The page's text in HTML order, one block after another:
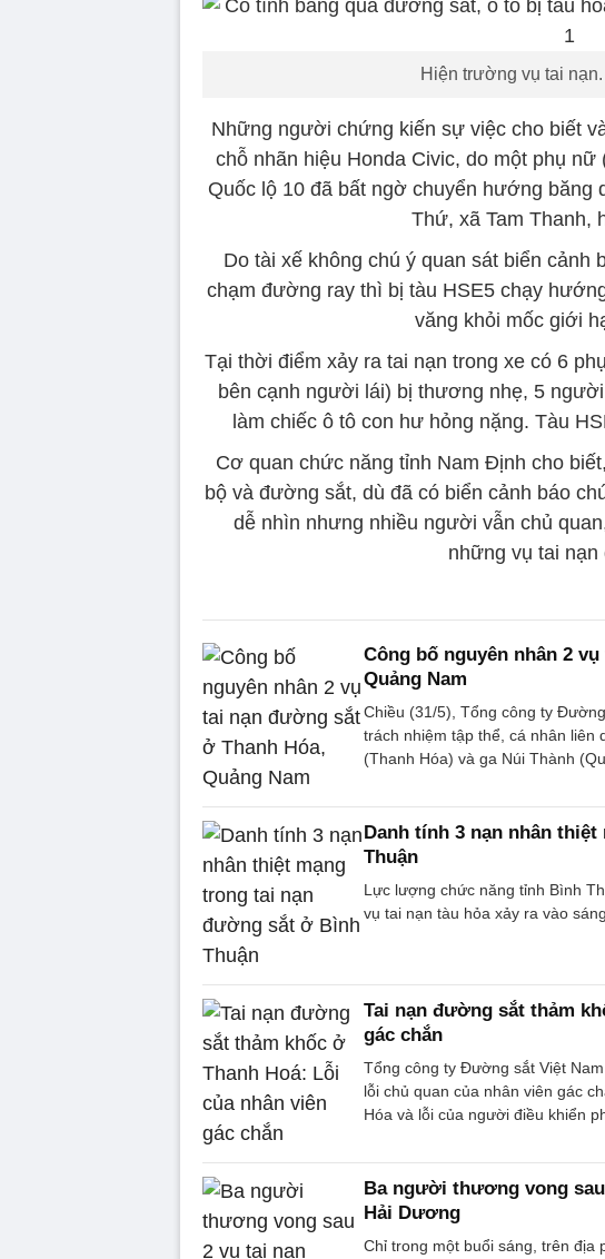
Hiện trường vụ tai
Những người chứng kiến sự việc cho biết
chỗ nhãn hiệu Honda Civic, do một phụ
Quốc lộ 10 đã bất ngờ chuyển hướng băng
Thứ, xã Tam Thanh,
Do tài xế không chú ý quan sát biển cảnh
chạm đường ray thì bị tàu HSE5 chạy
văng khỏi mốc giới
Tại thời điểm xảy ra tai nạn trong xe có 6
bên cạnh người lái) bị thương nhẹ, 5
làm chiếc ô tô con hư hỏng nặng. Tàu
Cơ quan chức năng tỉnh Nam Định cho
bộ và đường sắt, dù đã có biển cảnh báo
dễ nhìn nhưng nhiều người vẫn chủ
những vụ tai nạn
Công bố nguyên nhân 2
Quảng Nam
Chiều (31/5), Tổng công ty
trách nhiệm tập thể, cá nhân liên
(Thanh Hóa) và ga Núi Thành
Danh tính 3 nạn nhân
Thuận
Lực lượng chức năng tỉnh Bình
vụ tai nạn tàu hỏa xảy ra vào
Tai nạn đường sắt thảm
gác chắn
Tổng công ty Đường sắt Việt
lỗi chủ quan của nhân viên gác
Hóa và lỗi của người điều khiển
Ba người thương vong
Hải Dương
Chỉ trong một buổi sáng, trên địa